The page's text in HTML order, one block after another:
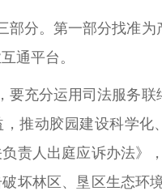
部分。第一部分找准
互通平台。
要充分运用司法服务
推动胶园建设科学
负责人出庭应诉办法
坏林区、垦区生态环